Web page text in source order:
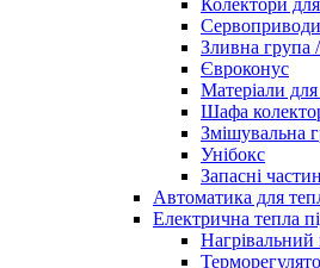
Колектори
Сервоприводи
Зливна група
Євроконус
Матеріали для
Шафа
Змішувальна
Унібокс
Запасні
Автоматика для
Електрична тепла
Нагрівальний